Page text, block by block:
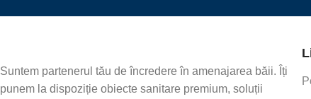
Suntem partenerul tău de încredere în amenajarea băii. Îți
punem la dispoziție obiecte sanitare premium, soluții